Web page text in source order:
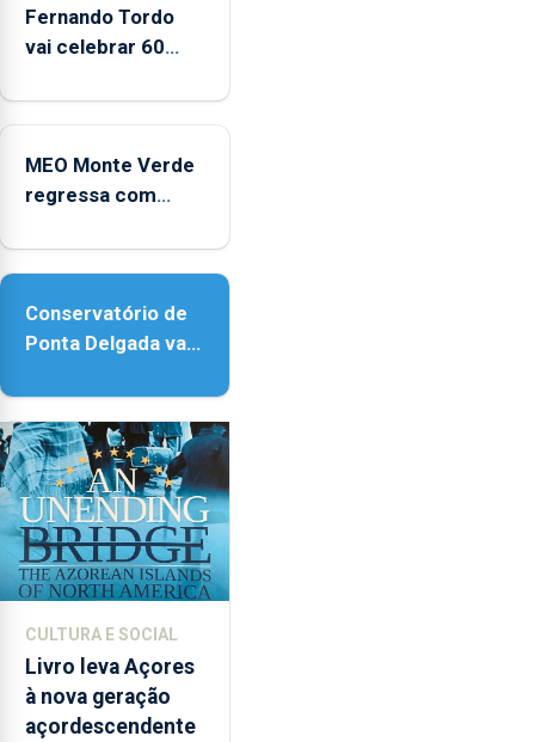
entre
2022
2025
Fernando Tordo
vai celebrar 60
no Coliseu
MEO Monte Verde
regressa com
acessibilidade
Conservatório de
Ponta Delgada vai
instrumentos
CULTURA E SOCIAL
Livro leva Açores
à nova geração
açordescendente